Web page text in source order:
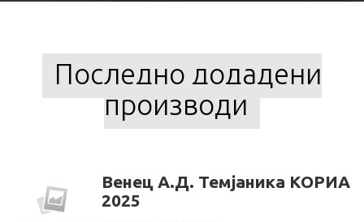
Последно додадени
производи
Венец А.Д. Темјаника КОРИА
2025